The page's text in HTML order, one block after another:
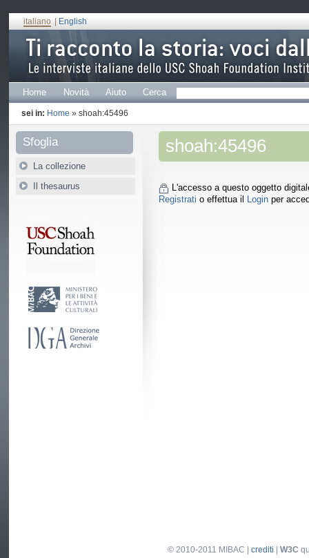
italiano English
Home Novità Aiuto Cerca
sei in: Home » shoah:45496
Sfoglia
La collezione
Il thesaurus
shoah:45496
L'accesso a questo oggetto
Registrati o effettua il Login per
© 2010-2011 MIBAC | crediti W3C